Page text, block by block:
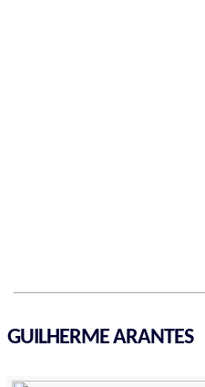
GUILHERME ARANTES